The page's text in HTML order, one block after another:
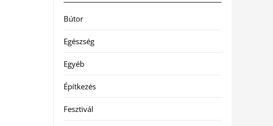
Bútor
Egészség
Egyéb
Építkezés
Fesztivál